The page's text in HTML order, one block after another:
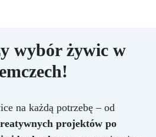
wybór żywic w
na każdą potrzebę – od
projektów po